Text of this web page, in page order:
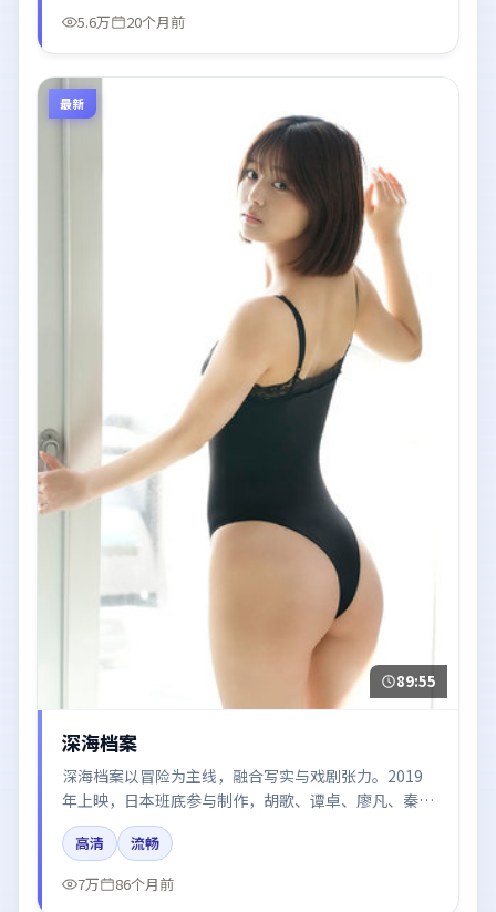
5.6万
20个月前
最新
89:55
深海档案
深海档案以冒险为主线，融合写实与戏剧张力。2019
年上映，日本班底参与制作，胡歌、谭卓、廖凡、秦海
璐在片中呈现细腻表演，影像风格统一，配乐与剪辑强
化了情绪曲线。
高清
流畅
7万
86个月前